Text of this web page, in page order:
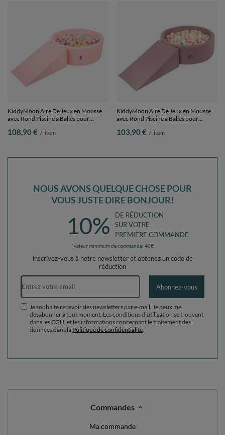
KiddyMoon Aire De Jeux en Mousse
avec Rond Piscine à Balles pour
pastel/blanc/menthe/rose poudré,
108,90 € / item
KiddyMoon Aire De Jeux en Mousse
avec Rond Piscine à Balles pour
pastel/blanc/menthe/rose poudré,
103,90 € / item
NOUS AVONS QUELQUE CHOSE POUR
VOUS JUSTE DIRE BONJOUR!
10%
DE RÉDUCTION
SUR VOTRE
PREMIÈRE COMMANDE
*valeur minimum de commande: 40€
inscrivez-vous à notre newsletter et obtenez un code de
réduction
Adresse e-mail
Abonnez-vous
Je souhaite recevoir des newsletters par e-mail. Je peux me
désabonner à tout moment. Les conditions d’utilisation se trouvent
dans lesCGU , et les informations concernant le traitement des
données dans la Politique de confidentialité
Commandes
Ma commande